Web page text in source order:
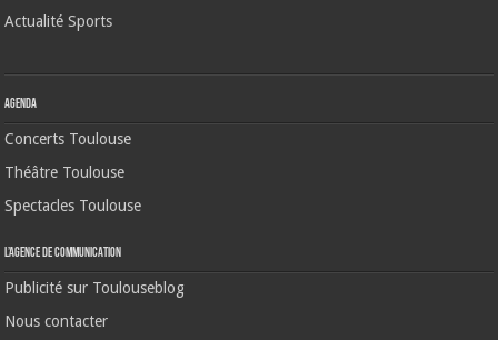
Actualité Sports
Agenda
Concerts Toulouse
Théâtre Toulouse
Spectacles Toulouse
L’agence de communication
Publicité sur Toulouseblog
Nous contacter